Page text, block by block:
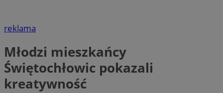
reklama
Młodzi mieszkańcy
Świętochłowic pokazali
kreatywność